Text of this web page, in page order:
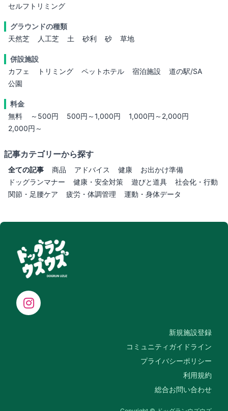
セルフトリミング
グラウンドの種類
天然芝
人工芝 土 砂利 砂 草地
併設施設
カフェ
トリミング ペットホテル 宿泊施設
道の駅/SA
公園
料金
無料
～500円 500円～1,000円
1,000円～2,000円
2,000円～
記事カテゴリーから探す
全ての記事 商品 アドバイス 健康
お出かけ準備
ドッグランマナー
健康・安全対策 遊びと道具
社会化・行動
関節・足腰ケア
疲労・体調管理 運動・身体データ
新規施設登録
コミュニティガイドライン
プライバシーポリシー
利用規約
総合お問い合わせ